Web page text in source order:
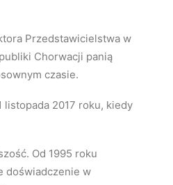
Przedstawicielstwa w
Chorwacji panią
czasie.
listopada 2017 roku, kiedy
Od 1995 roku
doświadczenie w